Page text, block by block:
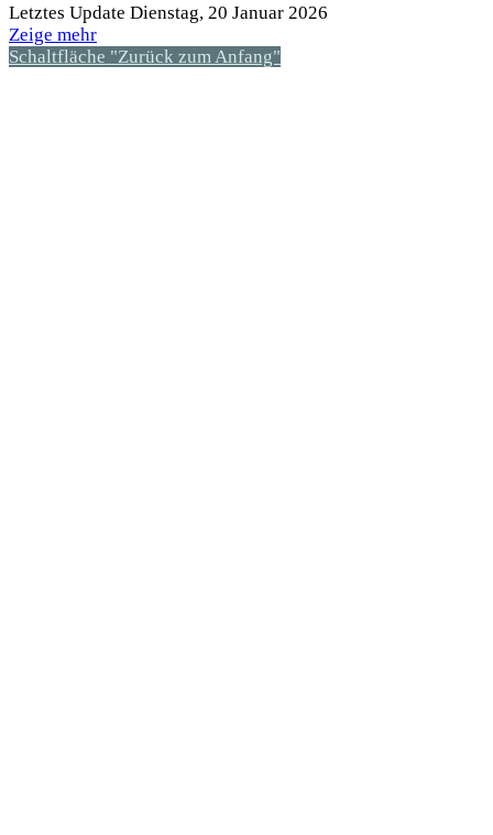
Letztes Update Dienstag, 20 Januar 2026
Zeige mehr
Schaltfläche "Zurück zum Anfang"